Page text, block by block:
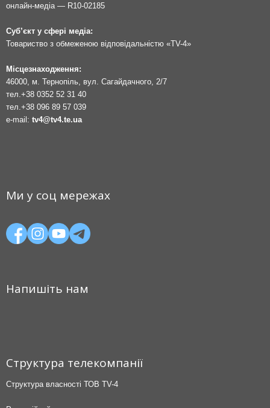
онлайн-медіа — R10-02185
Суб’єкт у сфері медіа:
Товариство з обмеженою відповідальністю «TV-4»
Місцезнаходження:
46000, м. Тернопіль, вул. Сагайдачного, 2/7
тел. +38 0352 52 31 40
тел. +38 096 89 57 039
e-mail: tv4@tv4.te.ua
Ми у соц мережах
Напишіть нам
Структура телекомпанії
Структура власності ТОВ TV-4